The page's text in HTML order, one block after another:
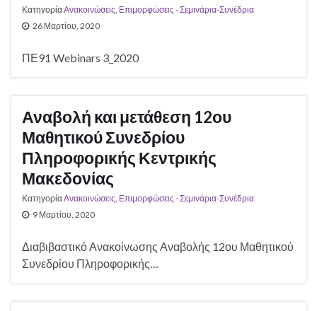
ΚατηγορίαΑνακοινώσεις Επιμορφώσεις - Σεμινάρια-Συνέδρια
26 Μαρτίου, 2020
ΠΕ91 Webinars 3_2020
Αναβολή και μετάθεση 12ου
Μαθητικού Συνεδρίου
Πληροφορικής Κεντρικής
Μακεδονίας
ΚατηγορίαΑνακοινώσεις Επιμορφώσεις - Σεμινάρια-Συνέδρια
9 Μαρτίου, 2020
Διαβιβαστικό Ανακοίνωσης Αναβολής 12ου Μαθητικού
Συνεδρίου Πληροφορικής…